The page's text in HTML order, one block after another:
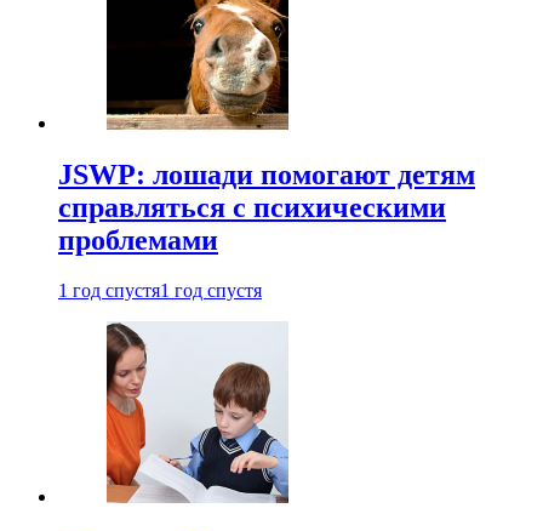
JSWP: лошади помогают детям
справляться с психическими
проблемами
1 год спустя1 год спустя